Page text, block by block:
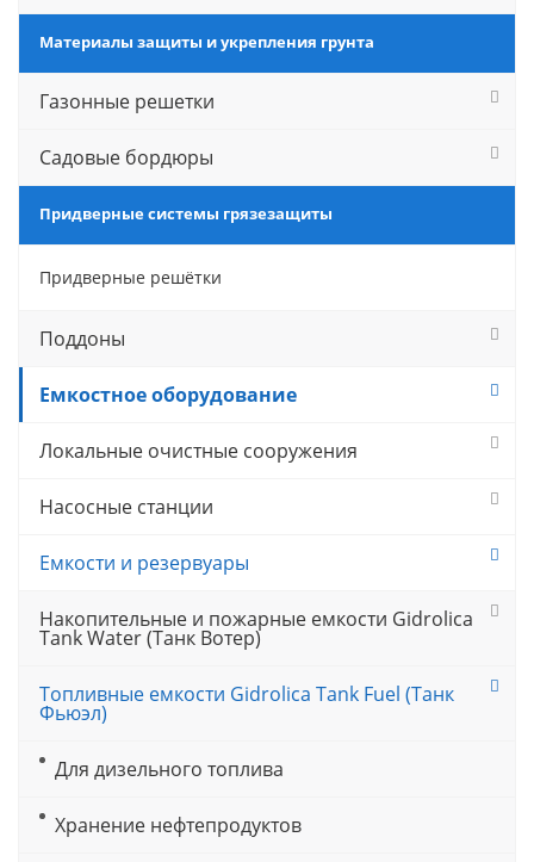
Материалы защиты и укрепления грунта
Газонные решетки
Садовые бордюры
Придверные системы грязезащиты
Придверные решётки
Поддоны
Емкостное оборудование
Локальные очистные сооружения
Насосные станции
Емкости и резервуары
Накопительные и пожарные емкости Gidrolica
Tank Water (Танк Вотер)
Топливные емкости Gidrolica Tank Fuel (Танк
Фьюэл)
Для дизельного топлива
Хранение нефтепродуктов